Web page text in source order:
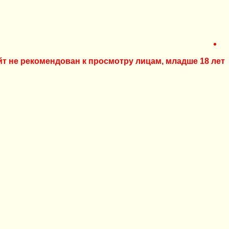
не рекомендован к просмотру лицам, младше 18 лет